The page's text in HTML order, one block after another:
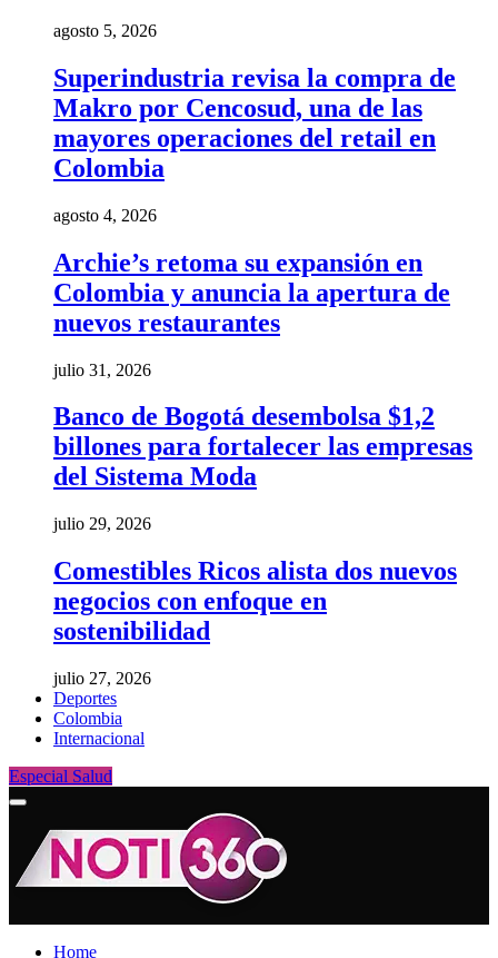
agosto 5, 2026
Superindustria revisa la compra de
Makro por Cencosud, una de las
mayores operaciones del retail en
Colombia
agosto 4, 2026
Archie’s retoma su expansión en
Colombia y anuncia la apertura de
nuevos restaurantes
julio 31, 2026
Banco de Bogotá desembolsa $1,2
billones para fortalecer las empresas
del Sistema Moda
julio 29, 2026
Comestibles Ricos alista dos nuevos
negocios con enfoque en
sostenibilidad
julio 27, 2026
Deportes
Colombia
Internacional
Especial Salud
Home